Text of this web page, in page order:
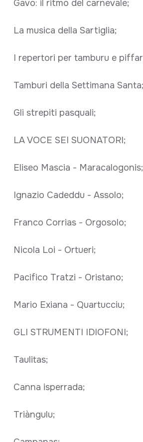
Gavo: il ritmo del carnevale;
La musica della Sartiglia;
I repertori per tamburu e
Tamburi della Settimana Santa;
Gli strepiti pasquali;
LA VOCE SEI SUONATORI;
Eliseo Mascia - Maracalogonis;
Ignazio Cadeddu - Assolo;
Franco Corrias - Orgosolo;
Nicola Loi - Ortueri;
Pacifico Tratzi - Oristano;
Mario Exiana - Quartucciu;
GLI STRUMENTI IDIOFONI;
Taulitas;
Canna isperrada;
Triàngulu;